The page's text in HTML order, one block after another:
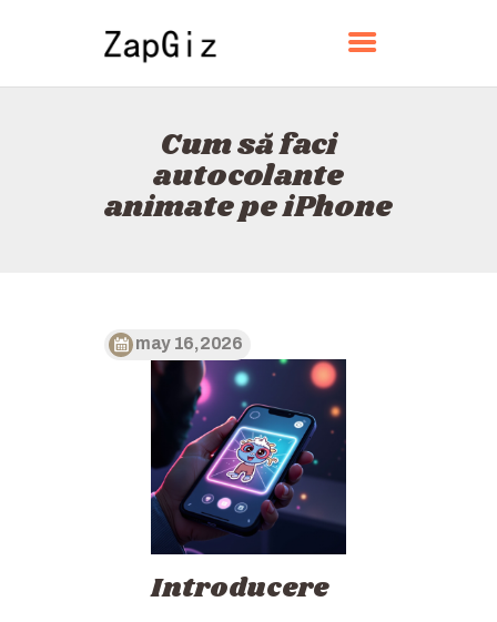
Cum să faci
autocolante
animate pe iPhone
ZAPGIZ
ACASĂ
DESPRE
CONTACT
may 16, 2026
Introducere